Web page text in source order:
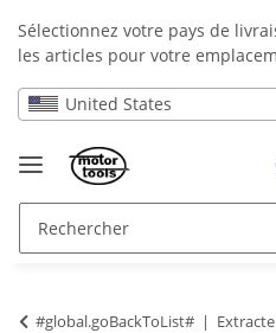
Sélectionnez votre pays de
les articles pour votre
United States
#global.goBackToList#